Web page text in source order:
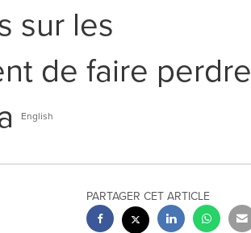
sur les
de faire perdre
English
PARTAGER CET ARTICLE